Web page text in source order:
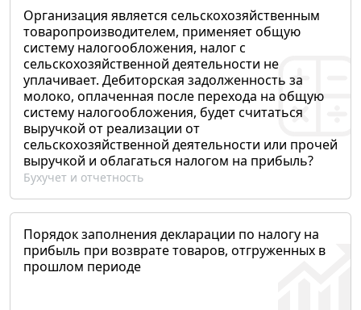
Организация является сельскохозяйственным
товаропроизводителем, применяет общую
систему налогообложения, налог с
сельскохозяйственной деятельности не
уплачивает. Дебиторская задолженность за
молоко, оплаченная после перехода на общую
систему налогообложения, будет считаться
выручкой от реализации от
сельскохозяйственной деятельности или прочей
выручкой и облагаться налогом на прибыль?
Бухучет и отчетность
Порядок заполнения декларации по налогу на
прибыль при возврате товаров, отгруженных в
прошлом периоде